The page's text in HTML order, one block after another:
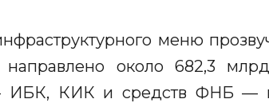
меню
около 682,3
ИБК, КИК и средств ФНБ —